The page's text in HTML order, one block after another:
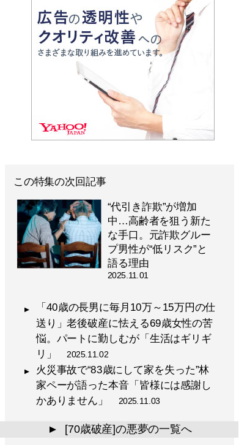
この特集の次回記事
“代引き詐欺”が増加
中…高齢者を狙う新た
な手口。元詐欺グルー
プ男性が“低リスク”と
語る理由
2025.11.01
「40歳の長男に毎月10万～15万円の仕
送り」老後破産に怯える69歳女性の苦
悩。パートに勤しむが「生活はギリギ
リ」 2025.11.02
火災事故で“83歳にして家を失った”林
家ペーが語った本音「皆様には感謝し
かありません」 2025.11.03
▲ [70歳破産]の悪夢の一覧へ